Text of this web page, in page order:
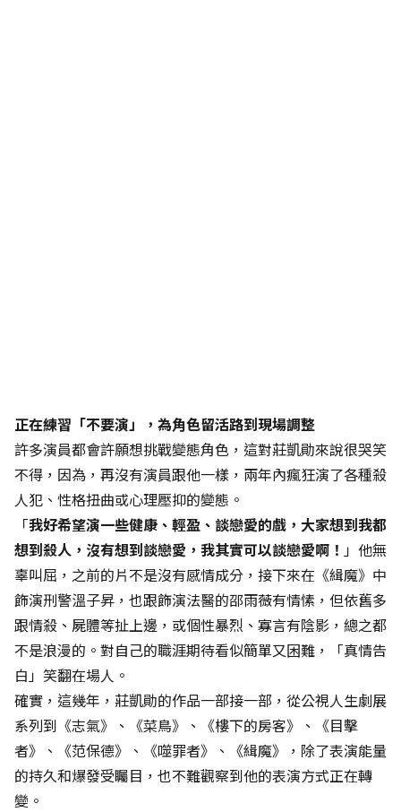
正在練習「不要演」，為角色留活路到現場調整
許多演員都會許願想挑戰變態角色，這對莊凱勛來說很哭笑
不得，因為，再沒有演員跟他一樣，兩年內瘋狂演了各種殺
人犯、性格扭曲或心理壓抑的變態。
「我好希望演一些健康、輕盈、談戀愛的戲，大家想到我都
想到殺人，沒有想到談戀愛，我其實可以談戀愛啊！ 」他無
辜叫屈，之前的片不是沒有感情成分，接下來在《緝魔》中
飾演刑警溫子昇，也跟飾演法醫的邵雨薇有情愫，但依舊多
跟情殺、屍體等扯上邊，或個性暴烈、寡言有陰影，總之都
不是浪漫的。對自己的職涯期待看似簡單又困難，「真情告
白」笑翻在場人。
確實，這幾年，莊凱勛的作品一部接一部，從公視人生劇展
系列到《志氣》、《菜鳥》、《樓下的房客》、《目擊
者》、《范保德》、《噬罪者》、《緝魔》，除了表演能量
的持久和爆發受矚目，也不難觀察到他的表演方式正在轉
變。